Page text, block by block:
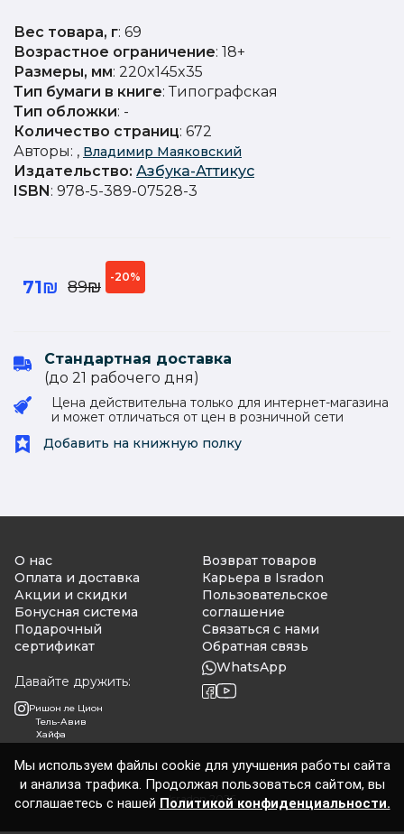
Вес товара, г: 69
Возрастное ограничение: 18+
Размеры, мм: 220x145x35
Тип бумаги в книге: Типографская
Тип обложки: -
Количество страниц: 672
Авторы: , Владимир Маяковский
Издательство: Азбука-Аттикус
ISBN: 978-5-389-07528-3
71₪ 89₪
-20%
Стандартная доставка
(до 21 рабочего дня)
Цена действительна только для интернет-магазина
и может отличаться от цен в розничной сети
Добавить на книжную полку
О нас
Оплата и доставка
Акции и скидки
Бонусная система
Подарочный
сертификат
Давайте дружить:
Ришон ле Цион
Тель-Авив
Хайфа
Возврат товаров
Карьера в Isradon
Пользовательское
соглашение
Связаться с нами
Обратная связь
WhatsApp
Isradon 2026
Мы используем файлы cookie для улучшения работы сайта
и анализа трафика. Продолжая пользоваться сайтом, вы
соглашаетесь с нашей Политикой конфиденциальности.